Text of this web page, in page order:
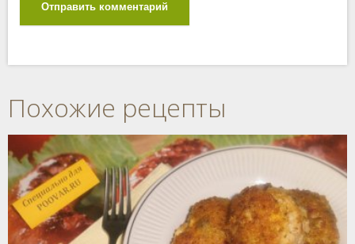
Отправить комментарий
Похожие рецепты